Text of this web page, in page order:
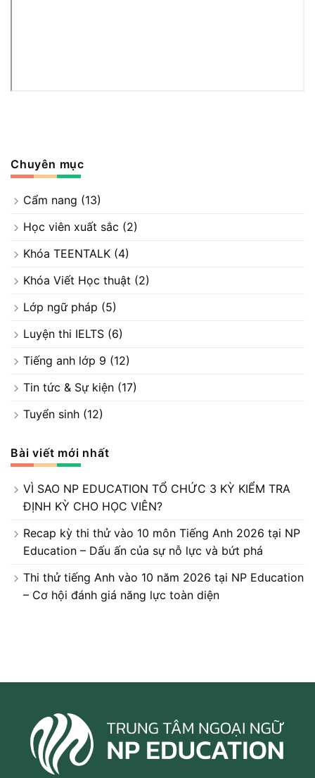
Chuyên mục
Cẩm nang (13)
Học viên xuất sắc (2)
Khóa TEENTALK (4)
Khóa Viết Học thuật (2)
Lớp ngữ pháp (5)
Luyện thi IELTS (6)
Tiếng anh lớp 9 (12)
Tin tức & Sự kiện (17)
Tuyển sinh (12)
Bài viết mới nhất
VÌ SAO NP EDUCATION TỔ CHỨC 3 KỲ KIỂM TRA
ĐỊNH KỲ CHO HỌC VIÊN?
Recap kỳ thi thử vào 10 môn Tiếng Anh 2026 tại NP
Education – Dấu ấn của sự nỗ lực và bứt phá
Thi thử tiếng Anh vào 10 năm 2026 tại NP Education
– Cơ hội đánh giá năng lực toàn diện